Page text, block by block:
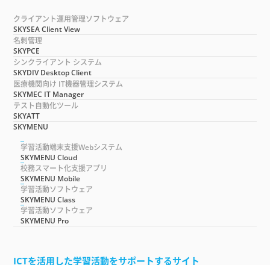
クライアント運用管理ソフトウェア
SKYSEA Client View
名刺管理
SKYPCE
シンクライアント システム
SKYDIV Desktop Client
医療機関向け IT機器管理システム
SKYMEC IT Manager
テスト自動化ツール
SKYATT
SKYMENU
学習活動端末支援Webシステム
SKYMENU Cloud
校務スマート化支援アプリ
SKYMENU Mobile
学習活動ソフトウェア
SKYMENU Class
学習活動ソフトウェア
SKYMENU Pro
ICTを活用した学習活動をサポートするサイト